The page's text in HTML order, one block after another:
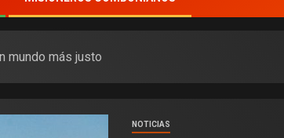
mundo más justo
NOTICIAS